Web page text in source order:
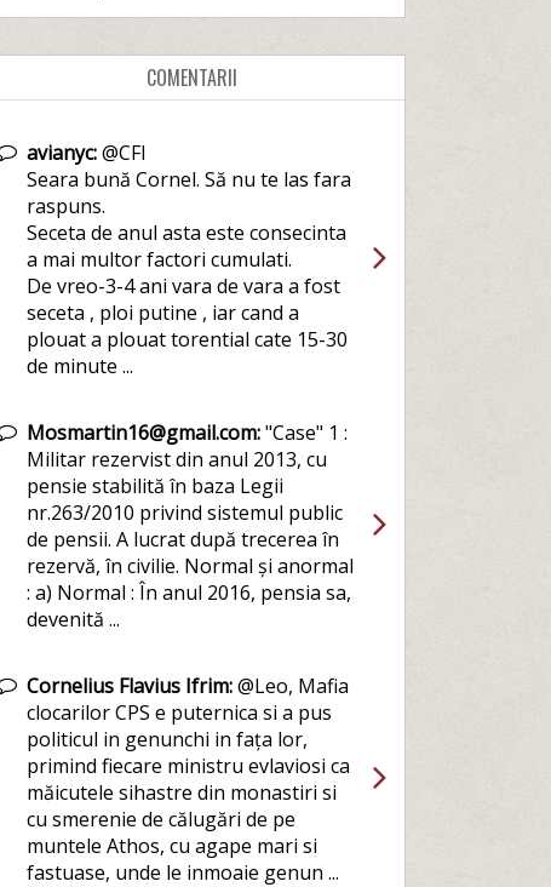
COMENTARII
avianyc:@CFI
Seara bună Cornel. Să nu te las fara
raspuns.
Seceta de anul asta este consecinta
a mai multor factori cumulati.
De vreo-3-4 ani vara de vara a fost
seceta , ploi putine , iar cand a
plouat a plouat torential cate 15-30
de minute ...
Mosmartin16@gmail.com:"Case" 1 :
Militar rezervist din anul 2013, cu
pensie stabilită în baza Legii
nr.263/2010 privind sistemul public
de pensii. A lucrat după trecerea în
rezervă, în civilie. Normal și anormal
: a) Normal : În anul 2016, pensia sa,
devenită ...
Cornelius Flavius Ifrim:@Leo, Mafia
clocarilor CPS e puternica si a pus
politicul in genunchi in fața lor,
primind fiecare ministru evlaviosi ca
măicutele sihastre din monastiri si
cu smerenie de călugări de pe
muntele Athos, cu agape mari si
fastuase, unde le inmoaie genun ...